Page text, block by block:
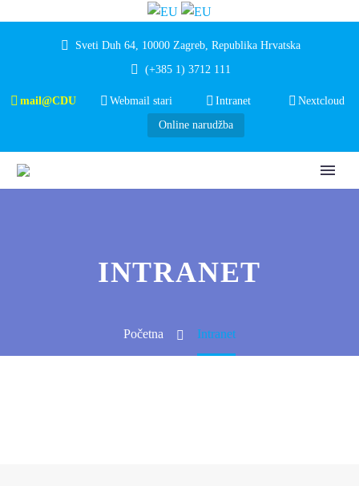
Sveti Duh 64, 10000 Zagreb, Republika Hrvatska
(+385 1) 3712 111
mail@CDU Webmail stari Intranet
Nextcloud
Online narudžba
INTRANET
Početna Intranet